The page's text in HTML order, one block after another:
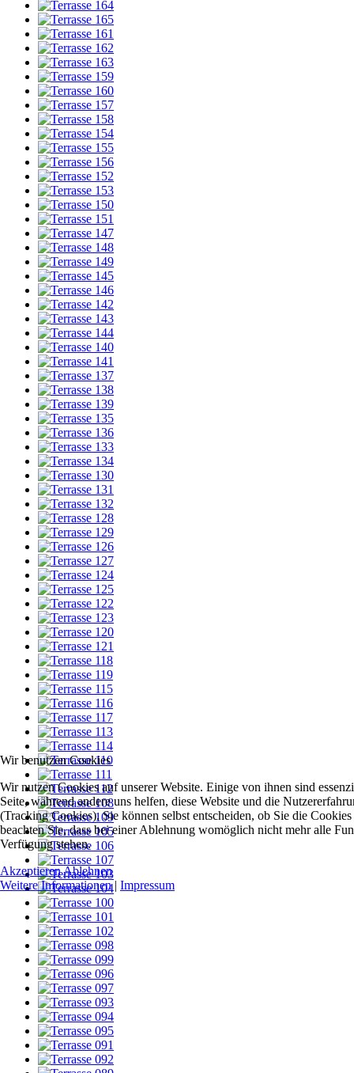
Wir benutzen Cookies
Wir nutzen Cookies auf unserer Website. Einige von ihnen sind
Seite, während andere uns helfen, diese Website und die
(Tracking Cookies). Sie können selbst entscheiden, ob Sie die
beachten Sie, dass bei einer Ablehnung womöglich nicht mehr alle
Verfügung stehen.
AkzeptierenAblehnen
Weitere Informationen| Impressum